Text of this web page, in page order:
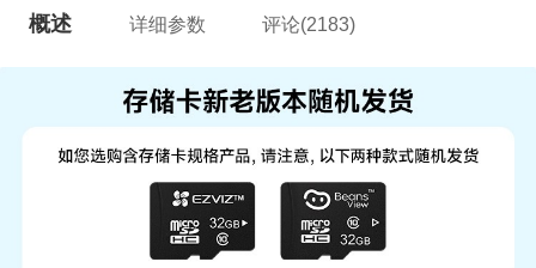
概述 详细参数 评论(2183)